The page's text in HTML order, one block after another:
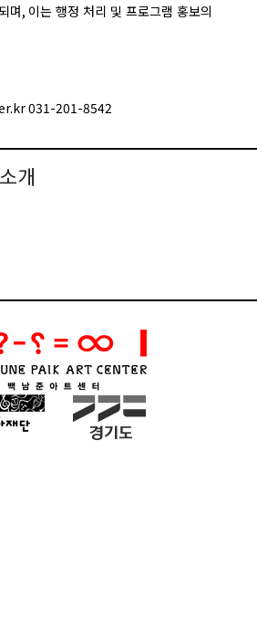
며, 이는 행정 처리 및 프로그램 홍보의
031-201-8542
개